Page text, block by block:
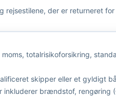
rejsestilene, der er returneret
moms, totalrisikoforsikring,
skipper eller et gyldigt
inkluderer brændstof, rengøring